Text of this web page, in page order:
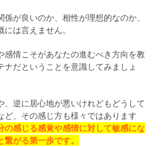
が良いのか、相性が理想的なのか、
は言えません。
感情こそがあなたの進むべき方向を教
ナだということを意識してみましょ
、逆に居心地が悪いけれどもどうして
ど、その感じ方も様々ではあります
の感じる感覚や感情に対して敏感にな
がる第一歩です。